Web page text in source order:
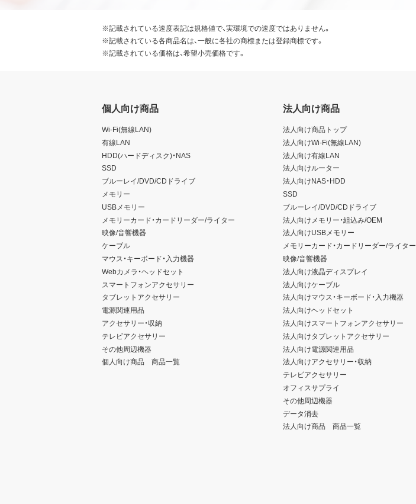
※記載されている速度表記は規格値で、実環境での速度ではありません。
※記載されている各商品名は、一般に各社の商標または登録商標です。
※記載されている価格は、希望小売価格です。
個人向け商品
Wi-Fi(無線LAN)
有線LAN
HDD(ハードディスク)・NAS
SSD
ブルーレイ/DVD/CDドライブ
メモリー
USBメモリー
メモリーカード・カードリーダー/ライター
映像/音響機器
ケーブル
マウス・キーボード・入力機器
Webカメラ・ヘッドセット
スマートフォンアクセサリー
タブレットアクセサリー
電源関連用品
アクセサリー・収納
テレビアクセサリー
その他周辺機器
個人向け商品 商品一覧
法人向け商品
法人向け商品トップ
法人向けWi-Fi(無線LAN)
法人向け有線LAN
法人向けルーター
法人向けNAS・HDD
SSD
ブルーレイ/DVD/CDドライブ
法人向けメモリー・組込み/OEM
法人向けUSBメモリー
メモリーカード・カードリーダー/ライター
映像/音響機器
法人向け液晶ディスプレイ
法人向けケーブル
法人向けマウス・キーボード・入力機器
法人向けヘッドセット
法人向けスマートフォンアクセサリー
法人向けタブレットアクセサリー
法人向け電源関連用品
法人向けアクセサリー・収納
テレビアクセサリー
オフィスサプライ
その他周辺機器
データ消去
法人向け商品 商品一覧